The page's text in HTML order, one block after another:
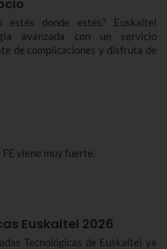
estés donde estés? Euskaltel
avanzada con un servicio
de complicaciones y disfruta de
viene muy fuerte.
Euskaltel 2026
Tecnológicas de Euskaltel ya